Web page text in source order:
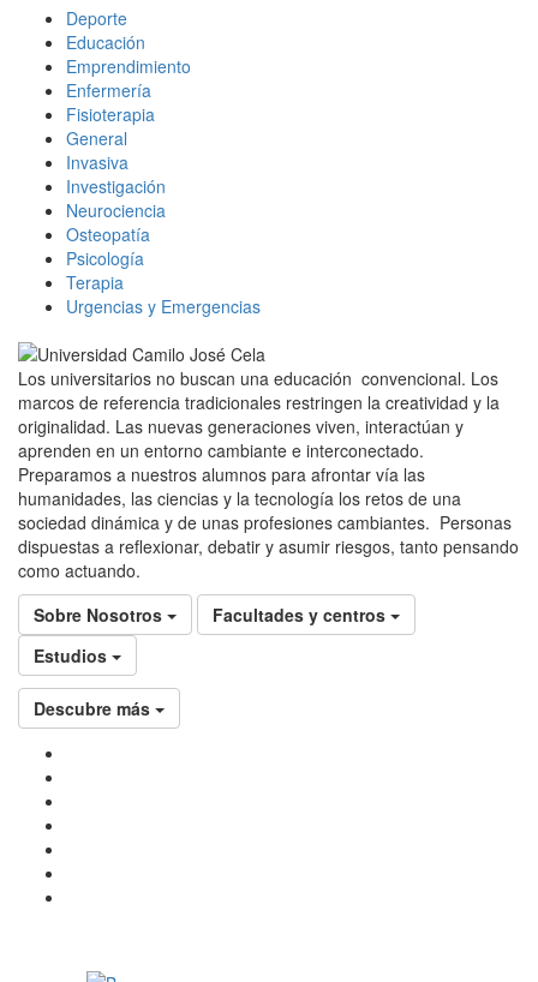
Deporte
Educación
Emprendimiento
Enfermería
Fisioterapia
General
Invasiva
Investigación
Neurociencia
Osteopatía
Psicología
Terapia
Urgencias y Emergencias
Los universitarios no buscan una educación convencional. Los
marcos de referencia tradicionales restringen la creatividad y la
originalidad. Las nuevas generaciones viven, interactúan y
aprenden en un entorno cambiante e interconectado.
Preparamos a nuestros alumnos para afrontar vía las
humanidades, las ciencias y la tecnología los retos de una
sociedad dinámica y de unas profesiones cambiantes. Personas
dispuestas a reflexionar, debatir y asumir riesgos, tanto pensando
como actuando.
Sobre Nosotros
Facultades y centros
Estudios
Descubre más